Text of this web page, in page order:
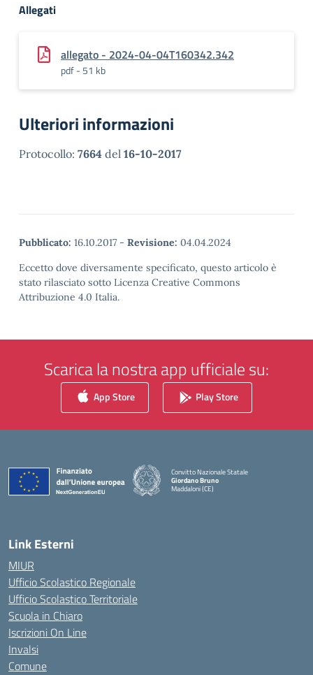
Allegati
allegato - 2024-04-04T160342.342
pdf - 51 kb
Ulteriori informazioni
Protocollo: 7664 del 16-10-2017
Pubblicato: 16.10.2017 - Revisione: 04.04.2024
Eccetto dove diversamente specificato, questo articolo è
stato rilasciato sotto Licenza Creative Commons
Attribuzione 4.0 Italia.
Scarica la nostra app ufficiale su:
App Store Play Store
Convitto Nazionale Statale
Giordano Bruno
Maddaloni (CE)
Link Esterni
MIUR
Ufficio Scolastico Regionale
Ufficio Scolastico Territoriale
Scuola in Chiaro
Iscrizioni On Line
Invalsi
Comune